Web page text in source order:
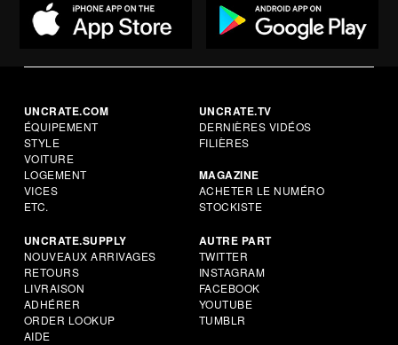
UNCRATE.COM
ÉQUIPEMENT
STYLE
VOITURE
LOGEMENT
VICES
ETC.
UNCRATE.TV
DERNIÈRES VIDÉOS
FILIÈRES
MAGAZINE
ACHETER LE NUMÉRO
STOCKISTE
UNCRATE.SUPPLY
NOUVEAUX ARRIVAGES
RETOURS
LIVRAISON
ADHÉRER
ORDER LOOKUP
AIDE
AUTRE PART
TWITTER
INSTAGRAM
FACEBOOK
YOUTUBE
TUMBLR